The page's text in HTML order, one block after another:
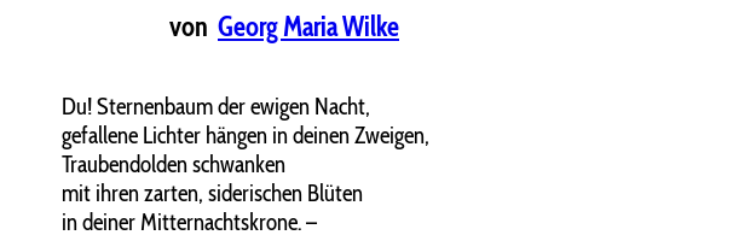
von Georg Maria Wilke
Du! Sternenbaum der ewigen Nacht,
gefallene Lichter hängen in deinen Zweigen,
Traubendolden schwanken
mit ihren zarten, siderischen Blüten
in deiner Mitternachtskrone. –